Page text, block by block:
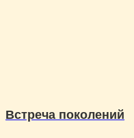
Встреча поколений